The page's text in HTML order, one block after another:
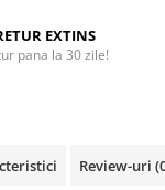
EXTINS
pana la 30 zile!
Review-uri